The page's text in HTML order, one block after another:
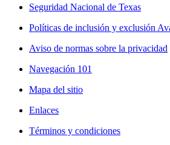
Seguridad Nacional de Texas
Políticas de inclusión y exclusión
Aviso de normas sobre la privacidad
Navegación 101
Mapa del sitio
Enlaces
Términos y condiciones